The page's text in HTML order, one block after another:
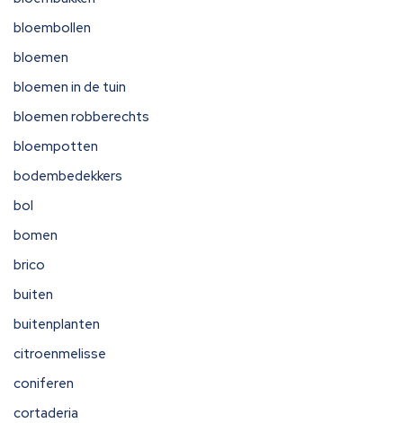
bloembollen
bloemen
bloemen in de tuin
bloemen robberechts
bloempotten
bodembedekkers
bol
bomen
brico
buiten
buitenplanten
citroenmelisse
coniferen
cortaderia